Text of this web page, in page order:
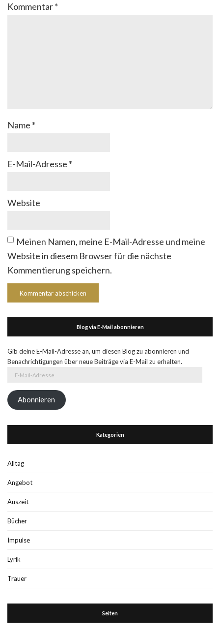
Kommentar*
Name *
E-Mail-Adresse *
Website
Meinen Namen, meine E-Mail-Adresse und meine
Website in diesem Browser für die nächste
Kommentierung speichern.
Blog via E-Mail abonnieren
Gib deine E-Mail-Adresse an, um diesen Blog zu abonnieren und
Benachrichtigungen über neue Beiträge via E-Mail zu erhalten.
Adresse
Abonnieren
Kategorien
Alltag
Angebot
Auszeit
Bücher
Impulse
Lyrik
Trauer
Seiten